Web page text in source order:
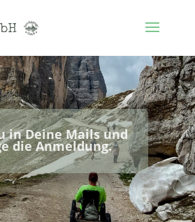
in Deine Mails und
die Anmeldung.